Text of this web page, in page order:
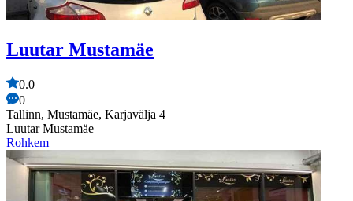
Luutar Mustamäe
0.0
0
Tallinn, Mustamäe, Karjavälja 4
Luutar Mustamäe
Rohkem